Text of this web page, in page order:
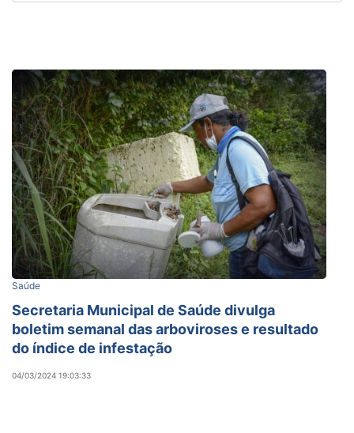
Saúde
Secretaria Municipal de Saúde divulga
boletim semanal das arboviroses e resultado
do índice de infestação
04/03/2024 19:03:33